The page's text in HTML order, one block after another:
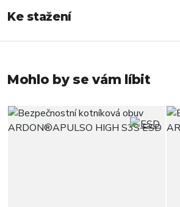
Ke stažení
Mohlo by se vám líbit